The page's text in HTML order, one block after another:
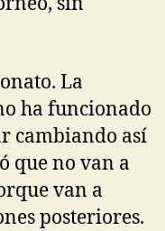
La
ha funcionado
cambiando así
que no van a
van a
posteriores.